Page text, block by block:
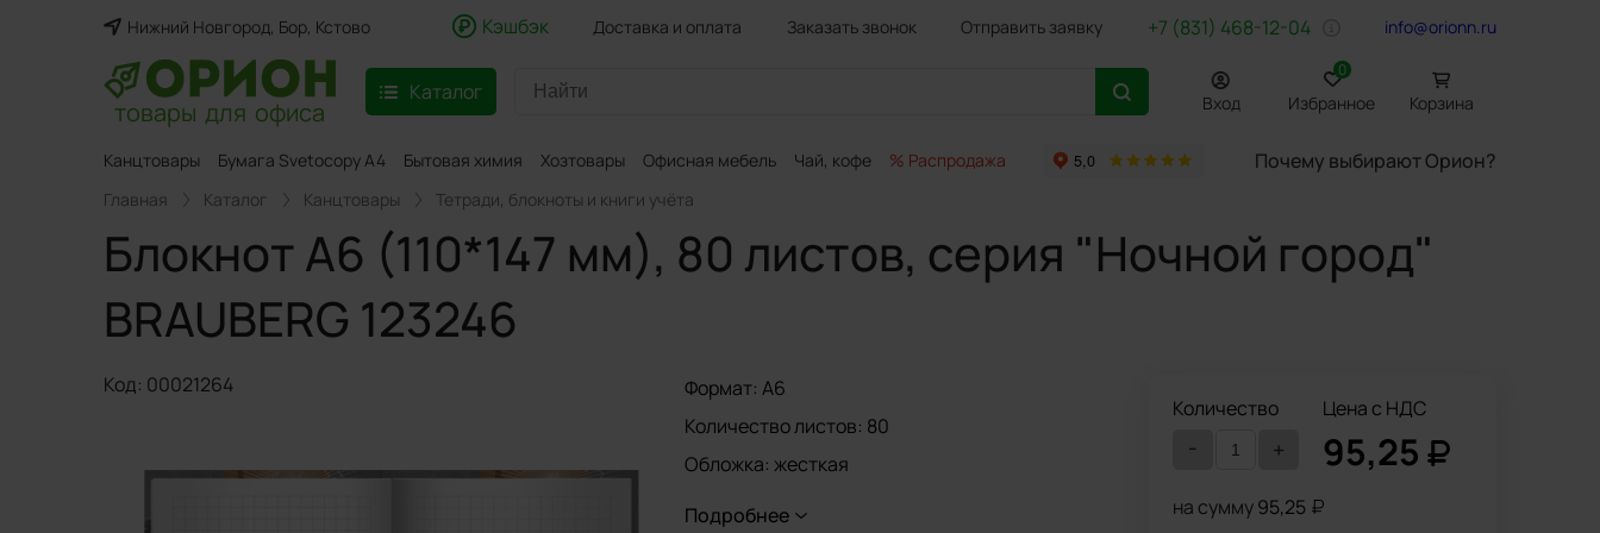
Нижний Новгород, Бор, Кстово Кэшбэк Доставка и оплата Заказать звонок Отправить заявку +7 (831) 468-12-04 info@orionn.ru
товары для офиса
Каталог Вход Избранное
0
Корзина
Канцтовары Бумага Svetocopy A4 Бытовая химия Хозтовары Офисная мебель Чай, кофе % Распродажа Канцтовары Бумага Svetocopy A4 Бытовая химия Хозтовары
Почему выбирают Орион?
Главная Каталог Канцтовары Тетради, блокноты и книги учёта
Блокнот А6 (110*147 мм), 80 листов, серия "Ночной город"
BRAUBERG 123246
Код: 00021264
Формат: А6
Количество листов: 80
Обложка: жесткая
Тип спецэффектов на обложке: выборочный лак,
Подробнее
Количество
- +
Цена с НДС
95,25
на сумму 95,25